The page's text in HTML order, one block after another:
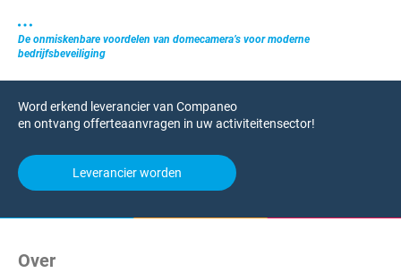
De onmiskenbare voordelen van domecamera’s voor moderne
bedrijfsbeveiliging
Word erkend leverancier van Companeo
en ontvang offerteaanvragen in uw activiteitensector!
Leverancier worden
Over